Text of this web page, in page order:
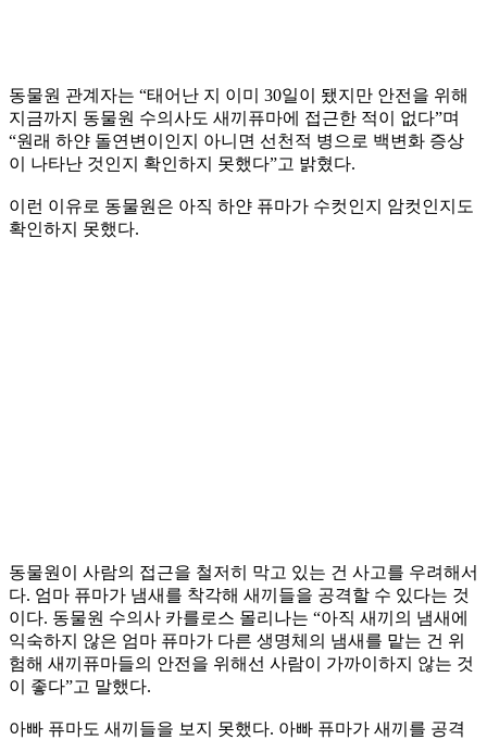
동물원 관계자는 “태어난 지 이미 30일이 됐지만 안전을 위해
지금까지 동물원 수의사도 새끼퓨마에 접근한 적이 없다”며
“원래 하얀 돌연변이인지 아니면 선천적 병으로 백변화 증상
이 나타난 것인지 확인하지 못했다”고 밝혔다.
이런 이유로 동물원은 아직 하얀 퓨마가 수컷인지 암컷인지도
확인하지 못했다.
동물원이 사람의 접근을 철저히 막고 있는 건 사고를 우려해서
다. 엄마 퓨마가 냄새를 착각해 새끼들을 공격할 수 있다는 것
이다. 동물원 수의사 카를로스 몰리나는 “아직 새끼의 냄새에
익숙하지 않은 엄마 퓨마가 다른 생명체의 냄새를 맡는 건 위
험해 새끼퓨마들의 안전을 위해선 사람이 가까이하지 않는 것
이 좋다”고 말했다.
아빠 퓨마도 새끼들을 보지 못했다. 아빠 퓨마가 새끼를 공격